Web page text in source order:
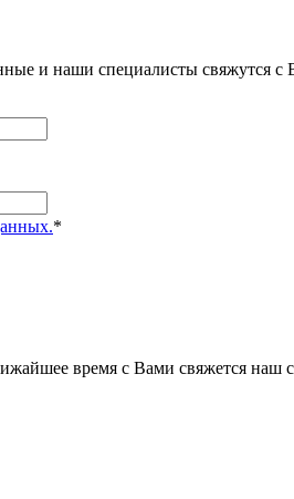
и наши специалисты свяжутся
*
время с Вами свяжется наш